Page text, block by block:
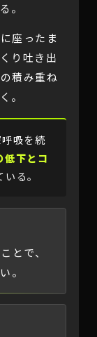
。
座ったま
り吐き出
積み重ね
。
吸を続
低下とコ
る。
とで、
。